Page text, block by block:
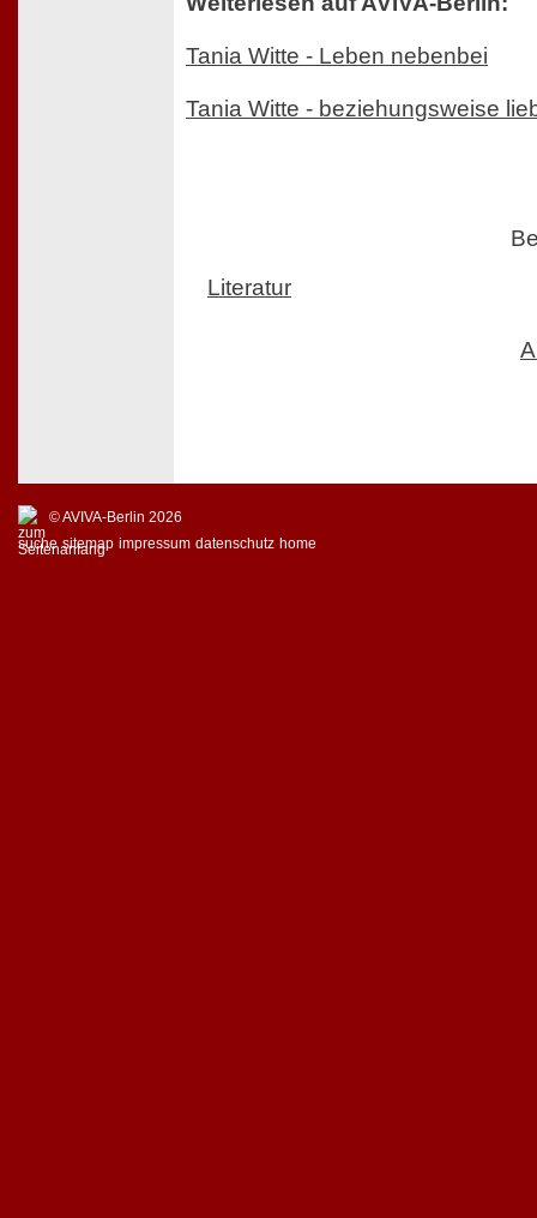
Tania Witte - Leben nebenbei
Tania Witte - beziehungsweise
Literatur
© AVIVA-Berlin 2026
suche sitemap impressum datenschutz home